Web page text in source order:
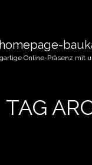
Online-Präsenz mit
TAG